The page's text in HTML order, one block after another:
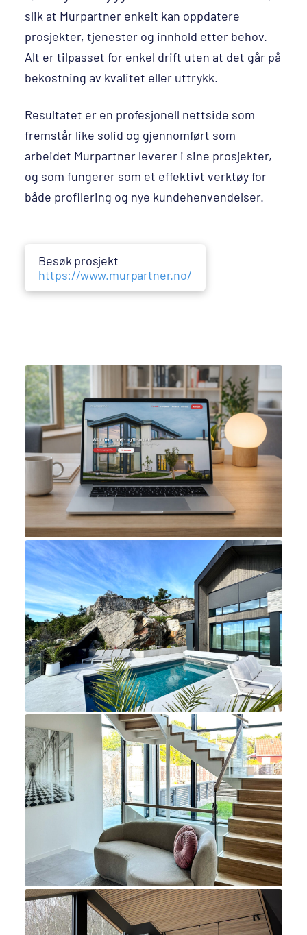
slik at Murpartner enkelt kan oppdatere
prosjekter, tjenester og innhold etter behov.
Alt er tilpasset for enkel drift uten at det går på
bekostning av kvalitet eller uttrykk.
Resultatet er en profesjonell nettside som
fremstår like solid og gjennomført som
arbeidet Murpartner leverer i sine prosjekter,
og som fungerer som et effektivt verktøy for
både profilering og nye kundehenvendelser.
Besøk prosjekt
https://www.murpartner.no/